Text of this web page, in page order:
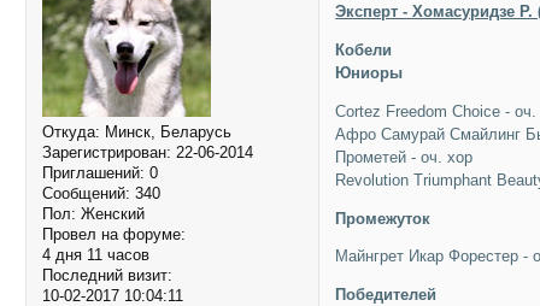
Откуда: Минск, Беларусь
Зарегистрирован: 22-06-2014
Приглашений: 0
Сообщений: 340
Пол: Женский
Провел на форуме:
4 дня 11 часов
Последний визит:
10-02-2017 10:04:11
Эксперт - Хомасуридзе Р.
Кобели
Юниоры
Cortez Freedom Choice - оч.
Афро Самурай Смайлинг
Прометей - оч. хор
Revolution Triumphant
Промежуток
Майнгрет Икар Форестер -
Победителей